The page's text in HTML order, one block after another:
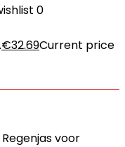
0
€32.69Current price
voor